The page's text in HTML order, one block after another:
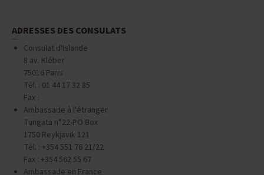
ADRESSES DES CONSULATS
Consulat d'Islande
8 av. Kléber
75016 Paris
Tél. : 01 44 17 32 85
Fax :
Ambassade à l'étranger
Tungata n°22-PO Box
1750 Reykjavik 121
Tél. : +354 551 76 21/22
Fax : +354 562 55 67
Ambassade en France